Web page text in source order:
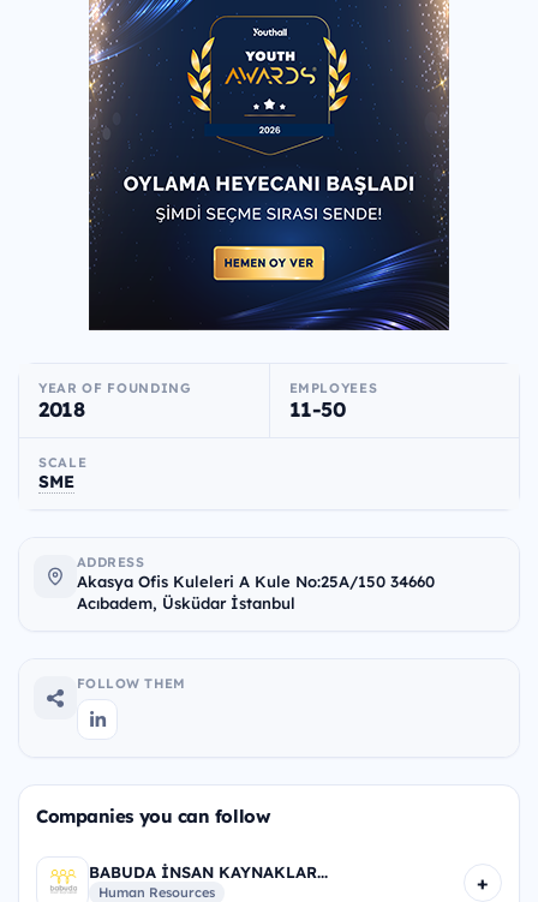
YEAR OF FOUNDING
2018
EMPLOYEES
11-50
SCALE
SME
ADDRESS
Akasya Ofis Kuleleri A Kule No:25A/150 34660
Acıbadem, Üsküdar İstanbul
FOLLOW THEM
Companies you can follow
BABUDA İNSAN KAYNAKLAR...
Human Resources +